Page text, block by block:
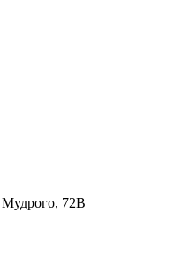
Мудрого, 72В